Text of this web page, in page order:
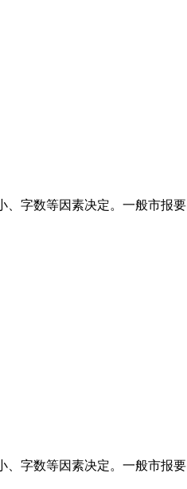
字数等因素决定。一般市报
字数等因素决定。一般市报